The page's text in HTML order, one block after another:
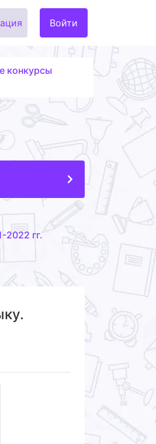
Войти
конкурсы
2022 гг.